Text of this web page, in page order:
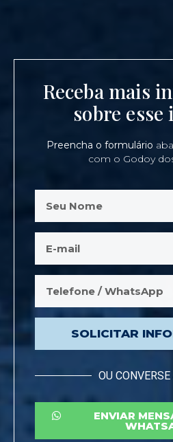
Receba mais
sobre esse
Preencha o formulário
com o Godoy
SOLICITAR
OU
ENVIAR